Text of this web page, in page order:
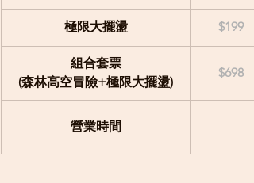
極限大擺盪 $199
組合套票
(森林高空冒險+極限大擺盪)
$698
營業時間